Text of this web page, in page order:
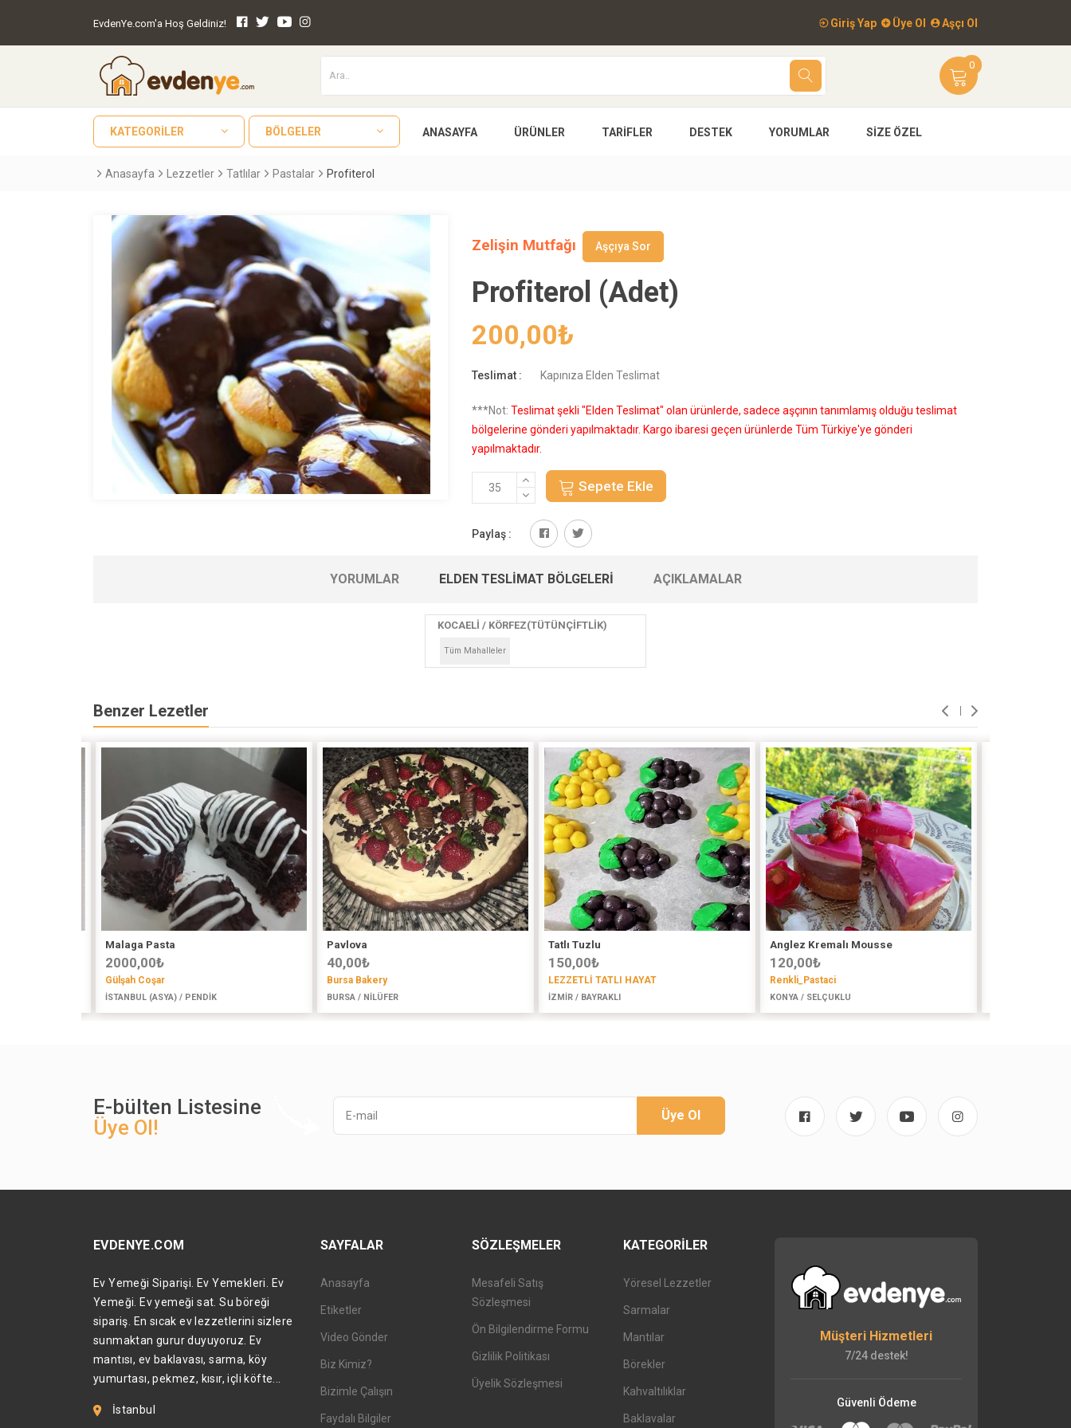
EvdenYe.com'a Hoş Geldiniz! Giriş Yap Üye Ol Aşçı Ol
0
KATEGORILER BÖLGELER ANASAYFA ÜRÜNLER TARIFLER DESTEK YORUMLAR SIZE ÖZEL
Anasayfa Lezzetler Tatlılar Pastalar Profiterol
Zelişin Mutfağı Aşçıya Sor
Profiterol (Adet)
200,00₺
Teslimat : Kapınıza Elden Teslimat
***Not: Teslimat şekli "Elden Teslimat" olan ürünlerde, sadece aşçının tanımlamış olduğu teslimat
bölgelerine gönderi yapılmaktadır. Kargo ibaresi geçen ürünlerde Tüm Türkiye'ye gönderi
yapılmaktadır.
Sepete Ekle
Paylaş :
YORUMLAR ELDEN TESLIMAT BÖLGELERI AÇIKLAMALAR
KOCAELİ / KÖRFEZ(TÜTÜNÇİFTLİK)
Tüm Mahalleler
Benzer Lezetler
Malaga Pasta
2000,00₺
Gülşah Coşar
İSTANBUL (ASYA) / PENDİK
Pavlova
40,00₺
Bursa Bakery
BURSA / NİLÜFER
Tatlı Tuzlu
150,00₺
LEZZETLİ TATLI HAYAT
İZMİR / BAYRAKLI
Anglez Kremalı Mousse
120,00₺
Renkli_Pastaci
KONYA / SELÇUKLU
E-bülten Listesine
Üye Ol!
Üye Ol
EVDENYE.COM
Ev Yemeği Siparişi. Ev Yemekleri. Ev
Yemeği. Ev yemeği sat. Su böreği
sipariş. En sıcak ev lezzetlerini sizlere
sunmaktan gurur duyuyoruz. Ev
mantısı, ev baklavası, sarma, köy
yumurtası, pekmez, kısır, içli köfte...
İstanbul
SAYFALAR
Anasayfa
Etiketler
Video Gönder
Biz Kimiz?
Bizimle Çalışın
Faydalı Bilgiler
SÖZLEŞMELER
Mesafeli Satış
Sözleşmesi
Ön Bilgilendirme Formu
Gizlilik Politikası
Üyelik Sözleşmesi
KATEGORILER
Yöresel Lezzetler
Sarmalar
Mantılar
Börekler
Kahvaltılıklar
Baklavalar
Müşteri Hizmetleri
7/24 destek!
Güvenli Ödeme